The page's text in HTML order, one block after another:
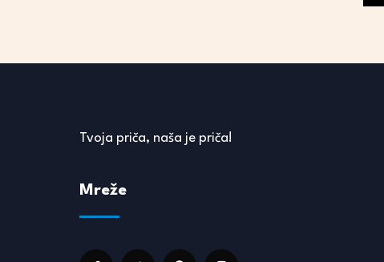
Tvoja priča, naša je priča!
Mreže